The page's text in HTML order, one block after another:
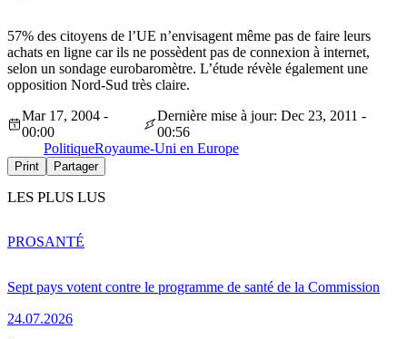
57% des citoyens de l’UE n’envisagent même pas de faire leurs
achats en ligne car ils ne possèdent pas de connexion à internet,
selon un sondage eurobaromètre. L’étude révèle également une
opposition Nord-Sud très claire.
Mar 17, 2004 -
00:00
Dernière mise à jour: Dec 23, 2011 -
00:56
PolitiqueRoyaume-Uni en Europe
Print Partager
LES PLUS LUS
Sept pays votent contre le programme de santé de la Commission
24.07.2026
PROSANTÉ